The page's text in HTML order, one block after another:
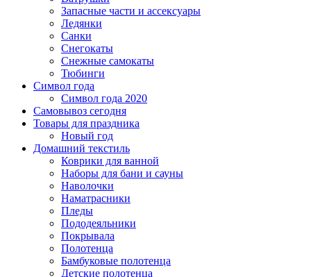
Запасные части и ассексуары
Ледянки
Санки
Снегокаты
Снежные самокаты
Тюбинги
Символ года
Символ года 2020
Самовывоз сегодня
Товары для праздника
Новый год
Домашний текстиль
Коврики для ванной
Наборы для бани и сауны
Наволочки
Наматрасники
Пледы
Пододеяльники
Покрывала
Полотенца
Бамбуковые полотенца
Детские полотенца